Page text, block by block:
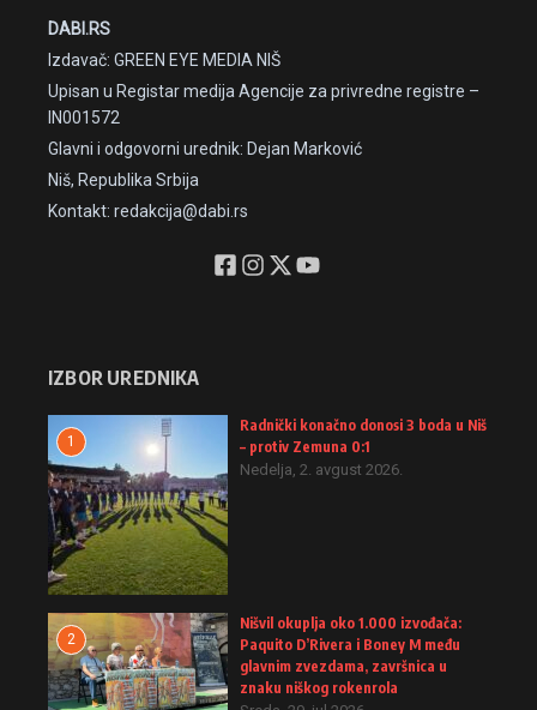
DABI.RS
Izdavač: GREEN EYE MEDIA NIŠ
Upisan u Registar medija Agencije za privredne registre –
IN001572
Glavni i odgovorni urednik: Dejan Marković
Niš, Republika Srbija
Kontakt: redakcija@dabi.rs
IZBOR UREDNIKA
1
Radnički konačno donosi 3 boda u Niš
– protiv Zemuna 0:1
Nedelja, 2. avgust 2026.
2
Nišvil okuplja oko 1.000 izvođača:
Paquito D’Rivera i Boney M među
glavnim zvezdama, završnica u
znaku niškog rokenrola